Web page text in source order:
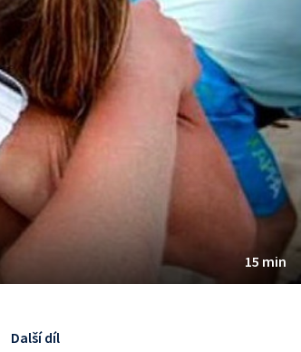
15 min
Další díl